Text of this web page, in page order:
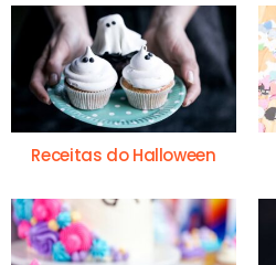
Receitas do Halloween